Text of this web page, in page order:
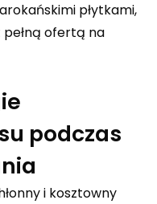
płytkami,
pełną ofertą na
podczas
i kosztowny